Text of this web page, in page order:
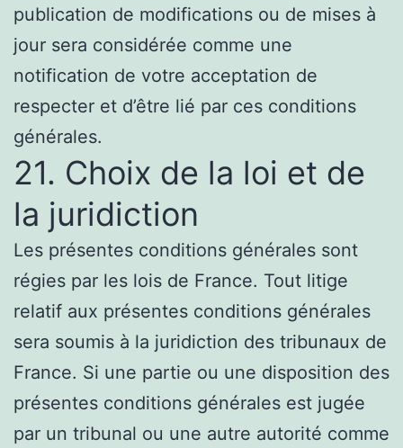
publication de modifications ou de mises à
jour sera considérée comme une
notification de votre acceptation de
respecter et d’être lié par ces conditions
générales.
21. Choix de la loi et de
la juridiction
Les présentes conditions générales sont
régies par les lois de France. Tout litige
relatif aux présentes conditions générales
sera soumis à la juridiction des tribunaux de
France. Si une partie ou une disposition des
présentes conditions générales est jugée
par un tribunal ou une autre autorité comme